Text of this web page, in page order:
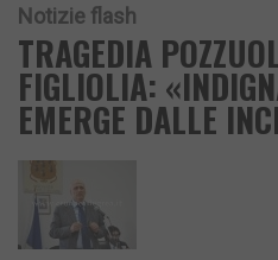
Notizie flash
TRAGEDIA
FIGLIOLIA:
EMERGE DALLE